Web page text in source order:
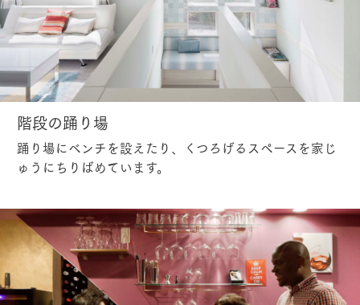
階段の踊り場
踊り場にベンチを設えたり、くつろげるスペースを家じ
ゅうにちりばめています。